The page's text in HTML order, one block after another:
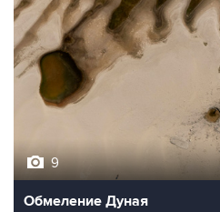
9
Обмеление Дуная